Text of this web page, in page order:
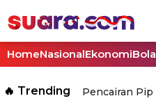
HomeNasionalEkonomiBola
🔥 Trending Pencairan Pip